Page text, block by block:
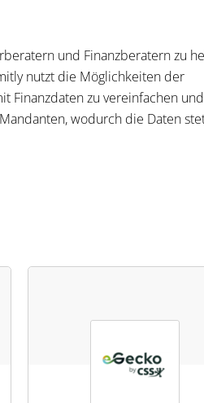
und Finanzberatern zu
nutzt die Möglichkeiten der
Finanzdaten zu vereinfachen
wodurch die Daten
wobei eine Teamfunktion die
Entscheidungen
bedeutet dies eine